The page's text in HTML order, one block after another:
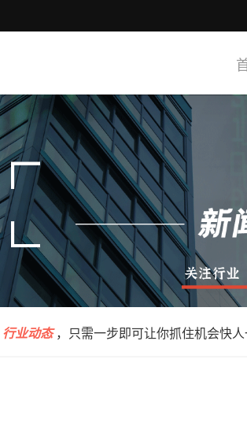
行业动态，只需一步即可让你抓住机会快人